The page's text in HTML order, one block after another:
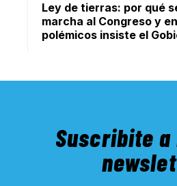
Ley de tierras: por qué
marcha al Congreso y
polémicos insiste el
Suscribite